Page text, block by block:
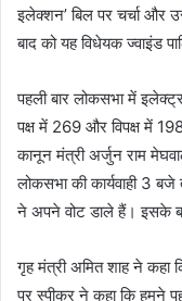
इलेक्शन’ बिल पर चर्चा और
बाद को यह विधेयक ज्वाइंड
पहली बार लोकसभा में
पक्ष में 269 और विपक्ष में
कानून मंत्री अर्जुन राम
लोकसभा की कार्यवाही 3
ने अपने वोट डाले हैं। इसके
गृह मंत्री अमित शाह ने कहा
पर स्पीकर ने कहा कि हमने